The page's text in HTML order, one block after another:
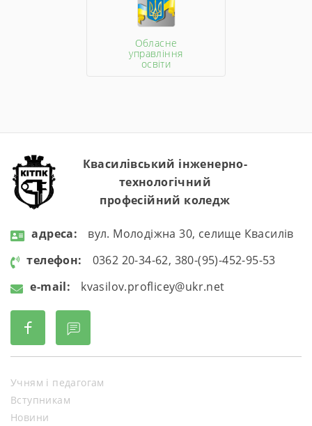
Обласне
управління
освіти
Квасилівський інженерно-
технологічний
професійний коледж
aдресa:
вул. Молодіжна 30, селище Квасилів
телефон:
0362 20-34-62, 380-(95)-452-95-53
e-mail:
kvasilov.proflicey@ukr.net
Учням і педагогам
Вступникам
Новини